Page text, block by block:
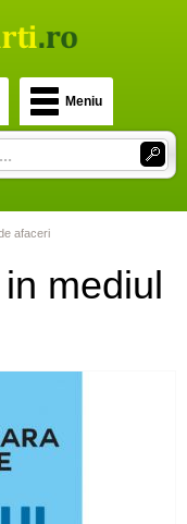
Meniu
afaceri
mediul